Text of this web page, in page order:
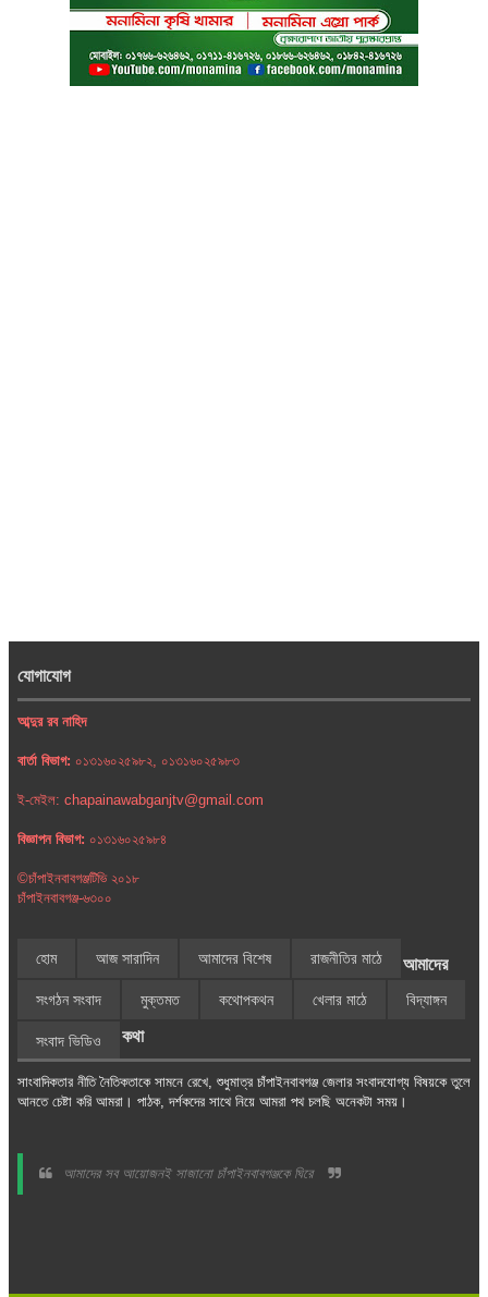
যোগাযোগ
আব্দুর রব নাহিদ
বার্তা বিভাগ: ০১৩১৬০২৫৯৮২, ০১৩১৬০২৫৯৮৩
ই-মেইল: chapainawabganjtv@gmail.com
বিজ্ঞাপন বিভাগ: ০১৩১৬০২৫৯৮৪
©চাঁপাইনবাবগঞ্জটিভি ২০১৮
চাঁপাইনবাবগঞ্জ-৬৩০০
হোম আজ সারাদিন আমাদের বিশেষ রাজনীতির মাঠে
সংগঠন সংবাদ মুক্তমত কথোপকথন খেলার মাঠে বিদ্যাঙ্গন
সংবাদ ভিডিও
আমাদের
কথা
সাংবাদিকতার নীতি নৈতিকতাকে সামনে রেখে, শুধুমাত্র চাঁপাইনবাবগঞ্জ জেলার সংবাদযোগ্য বিষয়কে তুলে
আনতে চেষ্টা করি আমরা। পাঠক, দর্শকদের সাথে নিয়ে আমরা পথ চলছি অনেকটা সময়।
আমাদের সব আয়োজনই সাজানো চাঁপাইনবাবগঞ্জকে ঘিরে